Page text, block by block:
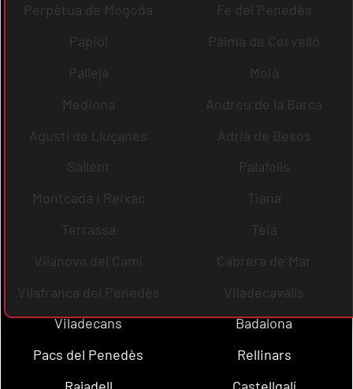
Perpètua de Mogoda
Fe del Penedès
Papiol
Palma de Cervelló
Pallejà
Moià
Mediona
Andreu de la Barca
Agustí de Lluçanès
Adrià de Besòs
Sallent
Palafolls
Montcada i Reixac
Tiana
Terrassa
Teià
Vilanova del Camí
Cabrera de Mar
Vilafranca del Penedès
Viladecavalls
Viladecans
Badalona
Pacs del Penedès
Rellinars